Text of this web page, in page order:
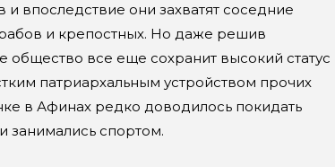
впоследствие они захватят соседние
и крепостных. Но даже решив
общество все еще сохранит высокий статус
патриархальным устройством прочих
в Афинах редко доводилось покидать
занимались спортом.